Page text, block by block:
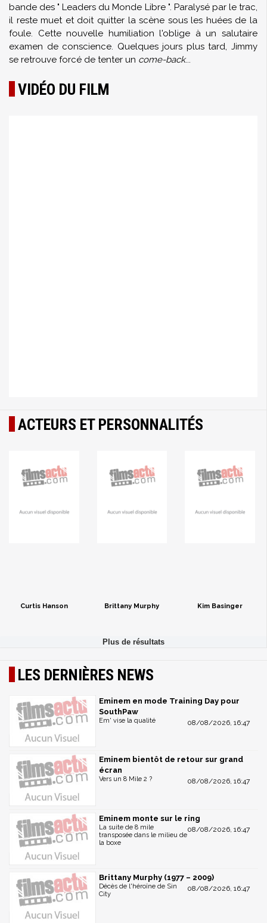
bande des " Leaders du Monde Libre ". Paralysé par le trac,
il reste muet et doit quitter la scène sous les huées de la
foule. Cette nouvelle humiliation l'oblige à un salutaire
examen de conscience. Quelques jours plus tard, Jimmy
se retrouve forcé de tenter un come-back...
VIDÉO DU FILM
ACTEURS ET PERSONNALITÉS
Curtis Hanson Brittany Murphy Kim Basinger
LES DERNIÈRES NEWS
Eminem en mode Training Day pour
SouthPaw
08/08/2026, 16:47
Em' vise la qualité
Eminem bientôt de retour sur grand
écran
08/08/2026, 16:47
Vers un 8 Mile 2 ?
Eminem monte sur le ring
08/08/2026, 16:47
La suite de 8 mile
transposée dans le milieu de
la boxe
Brittany Murphy (1977 – 2009)
08/08/2026, 16:47
Décès de l'héroïne de Sin
City